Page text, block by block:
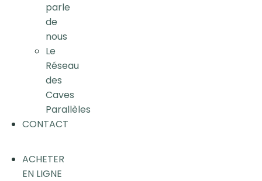
parle
de
nous
Le
Réseau
des
Caves
Parallèles
CONTACT
ACHETER
EN LIGNE